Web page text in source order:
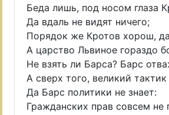
Беда лишь, под носом глаза
Да вдаль не видят ничего;
Порядок же Кротов хорош,
А царство Львиное гораздо
Не взять ли Барса? Барс
А сверх того, великий тактик
Да Барс политики не знает:
Гражданских прав совсем не